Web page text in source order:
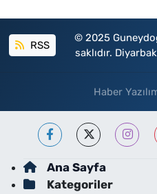
RSS
© 2025
saklıdır.
Haber
Ana Sayfa
Kategoriler